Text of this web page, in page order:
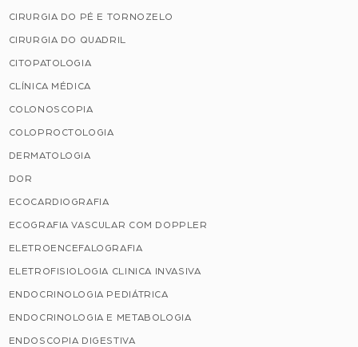
CIRURGIA DO PÉ E TORNOZELO
CIRURGIA DO QUADRIL
CITOPATOLOGIA
CLÍNICA MÉDICA
COLONOSCOPIA
COLOPROCTOLOGIA
DERMATOLOGIA
DOR
ECOCARDIOGRAFIA
ECOGRAFIA VASCULAR COM DOPPLER
ELETROENCEFALOGRAFIA
ELETROFISIOLOGIA CLINICA INVASIVA
ENDOCRINOLOGIA PEDIÁTRICA
ENDOCRINOLOGIA E METABOLOGIA
ENDOSCOPIA DIGESTIVA